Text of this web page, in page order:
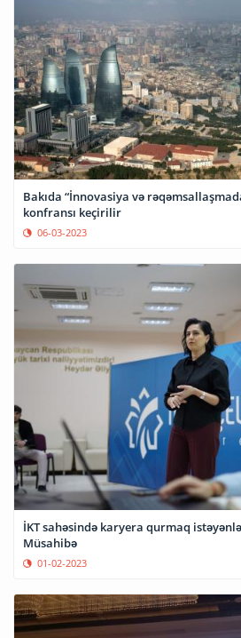
Bakıda “İnnovasiya və
konfransı keçirilir
06-03-2023
İKT sahəsində karyera qurmaq
Müsahibə
01-02-2023